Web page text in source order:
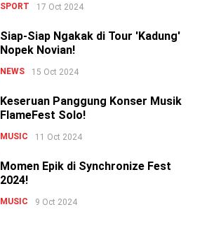
SPORT 17 Oct 2024
Siap-Siap Ngakak di Tour 'Kadung'
Nopek Novian!
NEWS 15 Oct 2024
Keseruan Panggung Konser Musik
FlameFest Solo!
MUSIC 11 Oct 2024
Momen Epik di Synchronize Fest
2024!
MUSIC 9 Oct 2024